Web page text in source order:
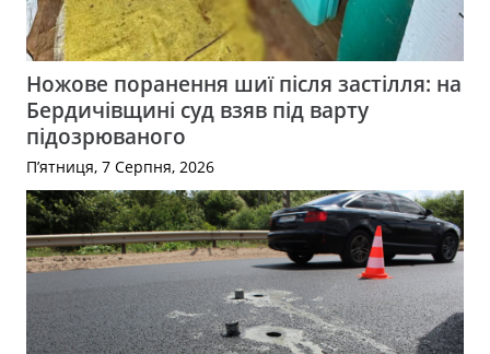
Ножове поранення шиї після застілля: на
Бердичівщині суд взяв під варту
підозрюваного
П’ятниця, 7 Серпня, 2026